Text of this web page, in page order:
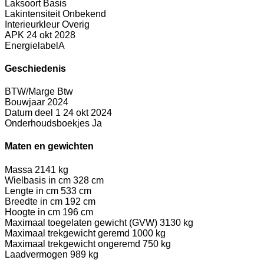
Laksoort Basis
Lakintensiteit Onbekend
Interieurkleur Overig
APK 24 okt 2028
Energielabel A
Geschiedenis
BTW/Marge Btw
Bouwjaar 2024
Datum deel 1 24 okt 2024
Onderhoudsboekjes Ja
Maten en gewichten
Massa 2141 kg
Wielbasis in cm 328 cm
Lengte in cm 533 cm
Breedte in cm 192 cm
Hoogte in cm 196 cm
Maximaal toegelaten gewicht (GVW) 3130 kg
Maximaal trekgewicht geremd 1000 kg
Maximaal trekgewicht ongeremd 750 kg
Laadvermogen 989 kg